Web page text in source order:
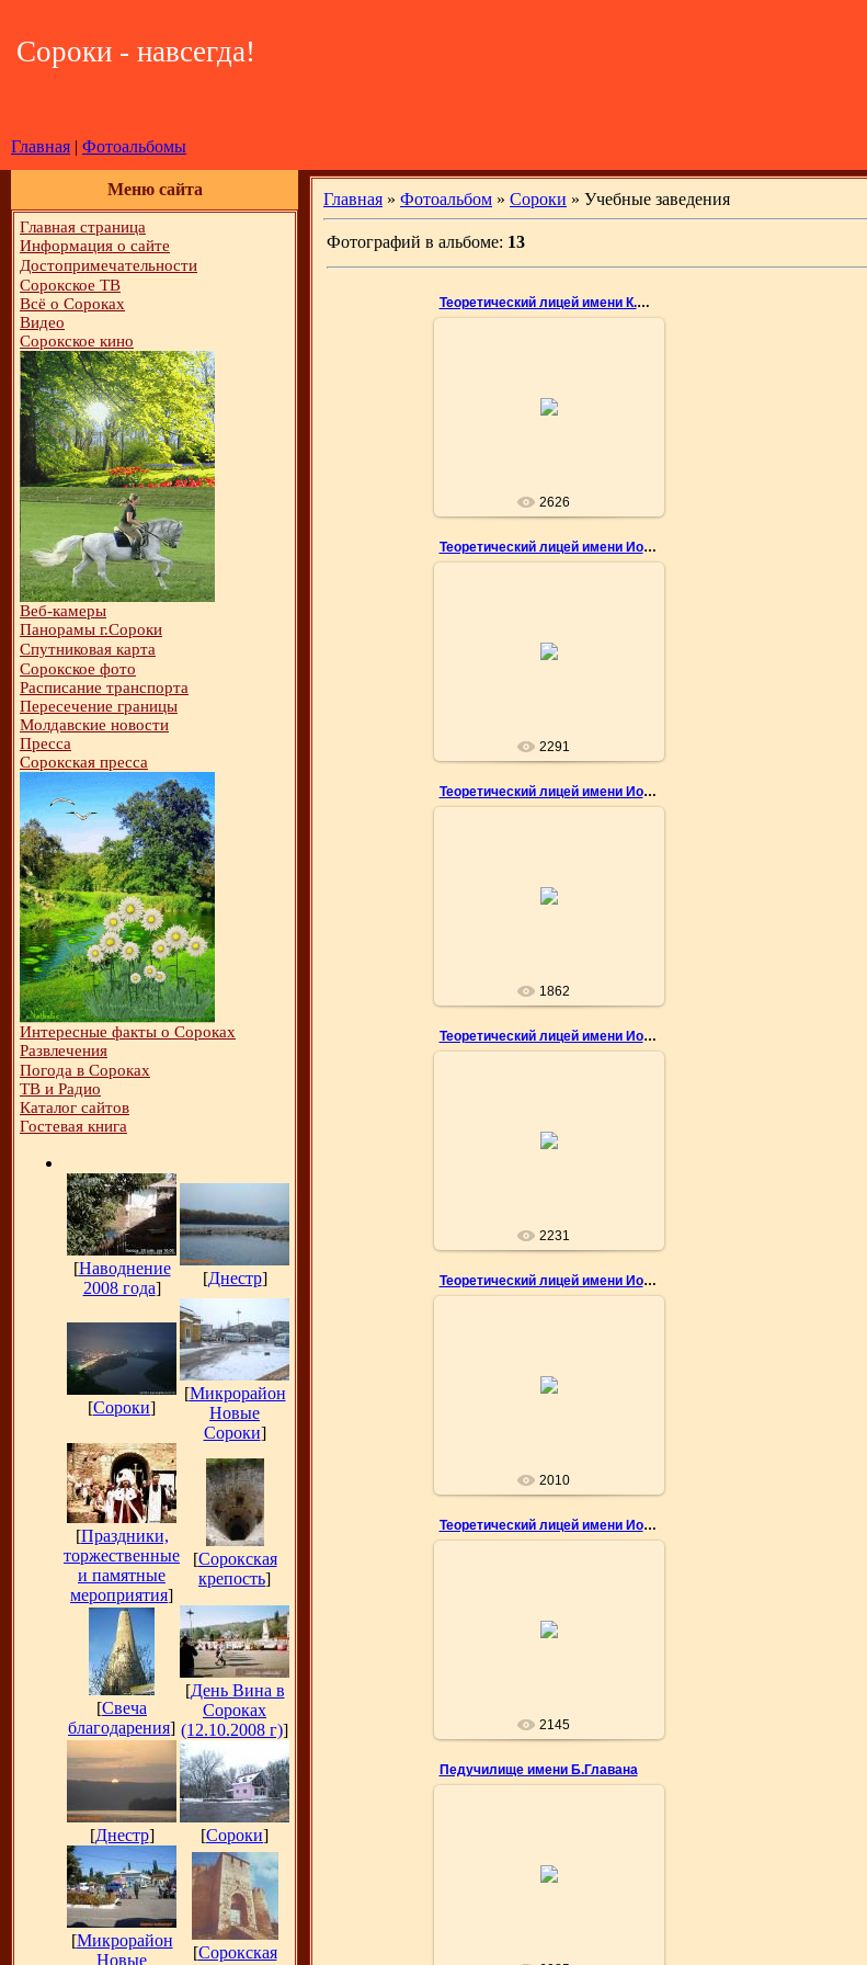
Сороки - навсегда!
Главная | Фотоальбомы
Меню сайта
Главная страница
Информация о сайте
Достопримечательности
Сорокское ТВ
Всё о Сороках
Видео
Сорокское кино
Веб-камеры
Панорамы г.Сороки
Спутниковая карта
Сорокское фото
Расписание транспорта
Пересечение границы
Молдавские новости
Пресса
Сорокская пресса
Интересные факты о Сороках
Развлечения
Погода в Сороках
ТВ и Радио
Каталог сайтов
Гостевая книга
[Наводнение
2008 года]
[Днестр]
[Сороки]
[Микрорайон
Новые
Сороки]
[Праздники,
торжественные
и памятные
мероприятия]
[Сорокская
крепость]
[Свеча
благодарения]
[День Вина в
Сороках
(12.10.2008 г)]
[Днестр] [Сороки]
[Микрорайон
Новые
[Сорокская
Главная » Фотоальбом » Сороки » Учебные заведения
Фотографий в альбоме: 13
Теоретический лицей имени К.Стере (Новые Сороки)
Фото Геннадия Емельянова
2626
Теоретический лицей имени Иона Крянгэ
Фото Геннадия Емельянова
2291
Теоретический лицей имени Иона Крянгэ
Фото Геннадия Емельянова
1862
Теоретический лицей имени Иона Крянгэ
Фото Геннадия Емельянова
2231
Теоретический лицей имени Иона Крянгэ
Фото Геннадия Емельянова
2010
Теоретический лицей имени Иона Крянгэ
Фото Геннадия Емельянова
2145
Педучилище имени Б.Главана
Фото С.Карташева